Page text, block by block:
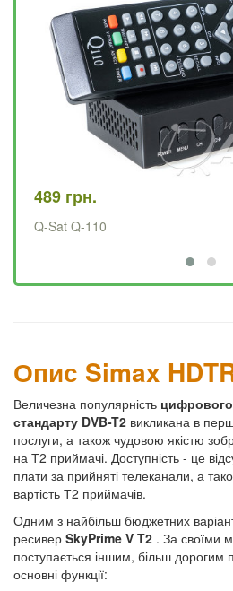
489 грн.
Q-Sat Q-110
Опис Simax
Величезна популярність цифрового
стандарту DVB-T2 викликана в
послуги, а також чудовою якістю
на Т2 приймачі. Доступність - це
плати за прийняті телеканали, а
вартість Т2 приймачів.
Одним з найбільш бюджетних
ресивер SkyPrime V T2 . За своїми
поступається іншим, більш дорогим
основні функції: